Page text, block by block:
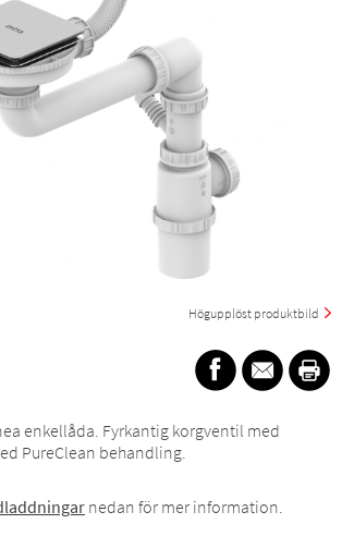
Högupplöst produktbild
enkellåda. Fyrkantig korgventil med
PureClean behandling.
nedan för mer information.